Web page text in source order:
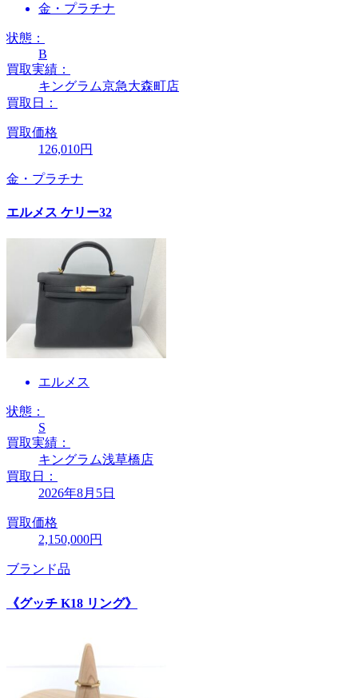
金・プラチナ
状態：
B
買取実績：
キングラム京急大森町店
買取日：
買取価格
126,010円
金・プラチナ
エルメス ケリー32
エルメス
状態：
S
買取実績：
キングラム浅草橋店
買取日：
2026年8月5日
買取価格
2,150,000円
ブランド品
《グッチ K18 リング》